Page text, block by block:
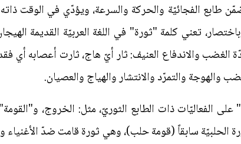
طابع الفجائيّة والحركة والسرعة، ويؤدّي في الوقت
تعني كلمة "ثورة" في اللغة العربيّة القديمة
والاندفاع العنيف: ثار أيّ هاج، ثارت أعصابه أي
والهوجة والتمرّد والانتشار والهياج والعصيان.
الفعاليّات ذات الطابع الثوريّ، مثل: الخروج،
الحلبيّة سابقاً (قومة حلب)، وهي ثورة قامت ضدّ الأغنياء